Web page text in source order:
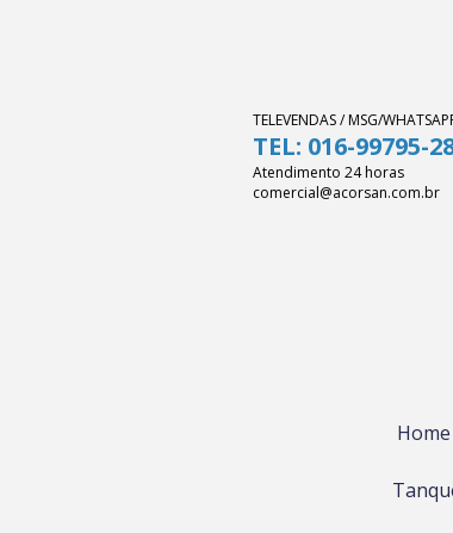
TELEVENDAS / MSG/
TEL: 016-99795-
Atendimento 24 horas
comercial@acorsan.com.br
Home